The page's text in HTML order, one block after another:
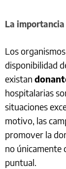
La
Los
disponibilidad
existan
hospitalarias
situaciones
motivo, las
promover la
no únicamente
puntual.